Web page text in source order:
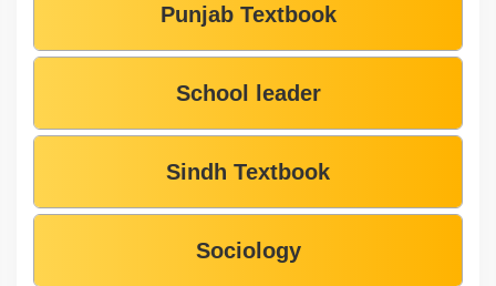
Punjab Textbook
School leader
Sindh Textbook
Sociology